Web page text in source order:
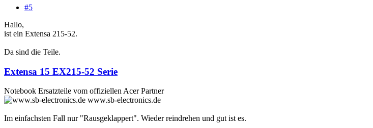
#5
Hallo,
ist ein Extensa 215-52.
Da sind die Teile.
Extensa 15 EX215-52 Serie
Notebook Ersatzteile vom offiziellen Acer Partner
www.sb-electronics.de
Im einfachsten Fall nur "Rausgeklappert". Wieder reindrehen und gut ist es.